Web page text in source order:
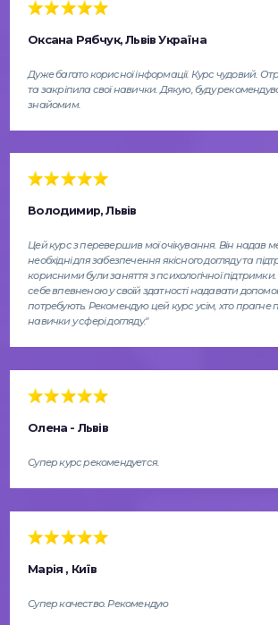
Оксана Рябчук, Львів Україна
Дуже багато корисної інформації. Курс чудовий.
та закріпила свої навички. Дякую, буду
знайомим.
Володимир, Львів
Цей курс з перевершив мої очікування. Він надав
необхідні для забезпечення якісного догляду та
корисними були заняття з психологічної
себе впевненою у своїй здатності надавати
потребують. Рекомендую цей курс усім, хто прагне
навички у сфері догляду."
Олена - Львів
Супер курс рекомендуется.
Марія , Київ
Супер качество. Рекомендую